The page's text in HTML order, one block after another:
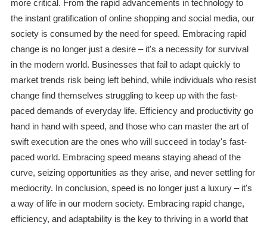
more critical. From the rapid advancements in technology to
the instant gratification of online shopping and social media, our
society is consumed by the need for speed. Embracing rapid
change is no longer just a desire – it's a necessity for survival
in the modern world. Businesses that fail to adapt quickly to
market trends risk being left behind, while individuals who resist
change find themselves struggling to keep up with the fast-
paced demands of everyday life. Efficiency and productivity go
hand in hand with speed, and those who can master the art of
swift execution are the ones who will succeed in today's fast-
paced world. Embracing speed means staying ahead of the
curve, seizing opportunities as they arise, and never settling for
mediocrity. In conclusion, speed is no longer just a luxury – it's
a way of life in our modern society. Embracing rapid change,
efficiency, and adaptability is the key to thriving in a world that